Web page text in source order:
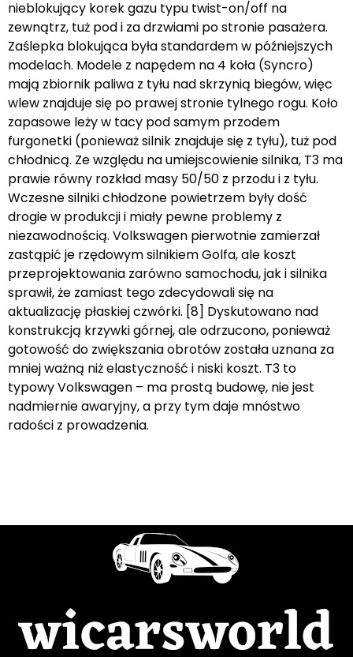
nieblokujący korek gazu typu twist-on/off na
zewnątrz, tuż pod i za drzwiami po stronie pasażera.
Zaślepka blokująca była standardem w późniejszych
modelach. Modele z napędem na 4 koła (Syncro)
mają zbiornik paliwa z tyłu nad skrzynią biegów, więc
wlew znajduje się po prawej stronie tylnego rogu. Koło
zapasowe leży w tacy pod samym przodem
furgonetki (ponieważ silnik znajduje się z tyłu), tuż pod
chłodnicą. Ze względu na umiejscowienie silnika, T3 ma
prawie równy rozkład masy 50/50 z przodu i z tyłu.
Wczesne silniki chłodzone powietrzem były dość
drogie w produkcji i miały pewne problemy z
niezawodnością. Volkswagen pierwotnie zamierzał
zastąpić je rzędowym silnikiem Golfa, ale koszt
przeprojektowania zarówno samochodu, jak i silnika
sprawił, że zamiast tego zdecydowali się na
aktualizację płaskiej czwórki. [8] Dyskutowano nad
konstrukcją krzywki górnej, ale odrzucono, ponieważ
gotowość do zwiększania obrotów została uznana za
mniej ważną niż elastyczność i niski koszt. T3 to
typowy Volkswagen – ma prostą budowę, nie jest
nadmiernie awaryjny, a przy tym daje mnóstwo
radości z prowadzenia.